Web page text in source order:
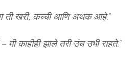
पण ती खरी, कच्ची आणि अथक आहे.”
मी काहीही झाले तरी उंच उभी राहते.”